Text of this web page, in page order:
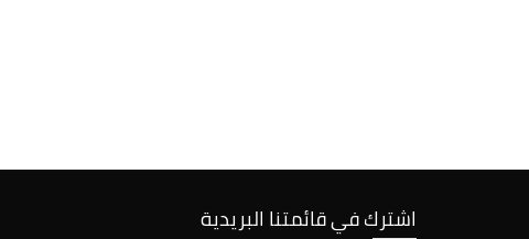
اشترك في قائمتنا البريدية